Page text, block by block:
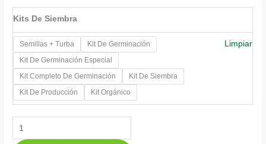
de
desde
$ 34.700
hasta
$ 387.700
Kits De Siembra
Semillas + Turba
Kit De Germinación
Kit De Germinación Especial
Kit Completo De Germinación
Kit De Siembra
Kit De Producción
Kit Orgánico
Limpiar
Kits
De